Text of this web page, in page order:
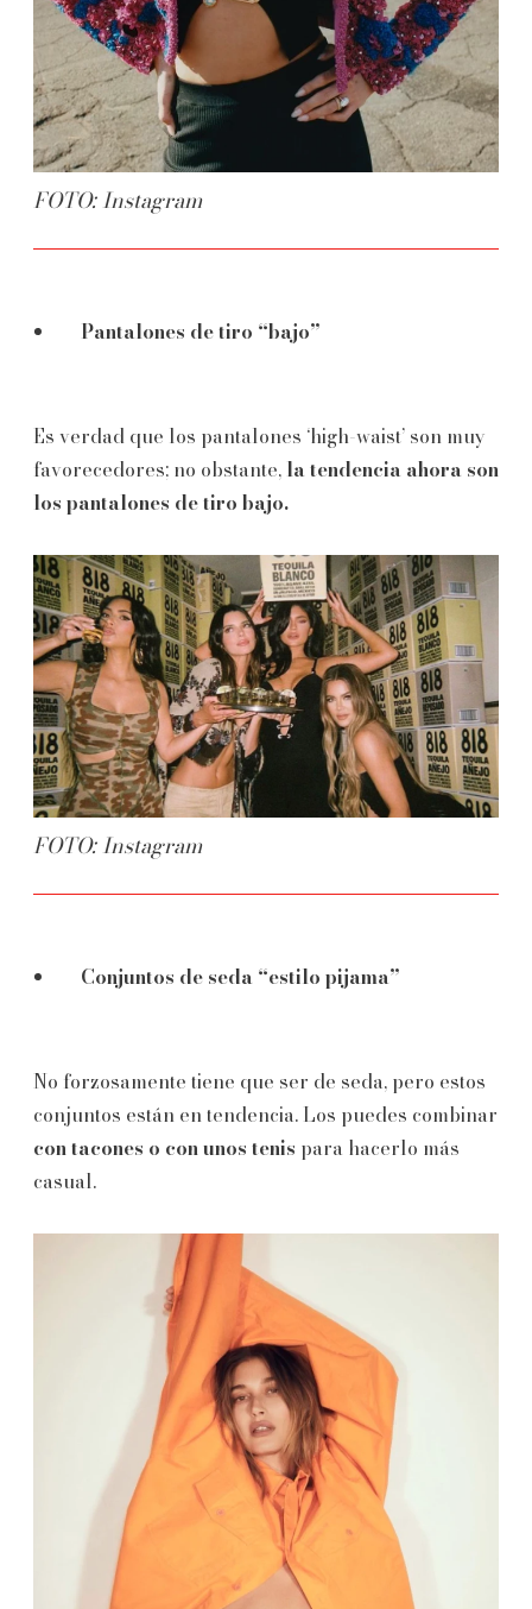
FOTO: Instagram
Pantalones de tiro “bajo”
Es verdad que los pantalones ‘high-waist’ son muy
favorecedores; no obstante, la tendencia ahora son
los pantalones de tiro bajo.
FOTO: Instagram
Conjuntos de seda “estilo pijama”
No forzosamente tiene que ser de seda, pero estos
conjuntos están en tendencia. Los puedes combinar
con tacones o con unos tenis para hacerlo más
casual.